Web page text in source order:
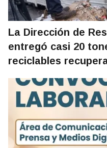
La Dirección de
entregó casi 20
reciclables